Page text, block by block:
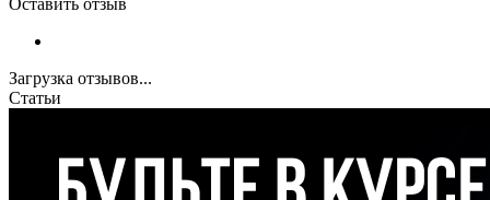
Загрузка отзывов...
Статьи